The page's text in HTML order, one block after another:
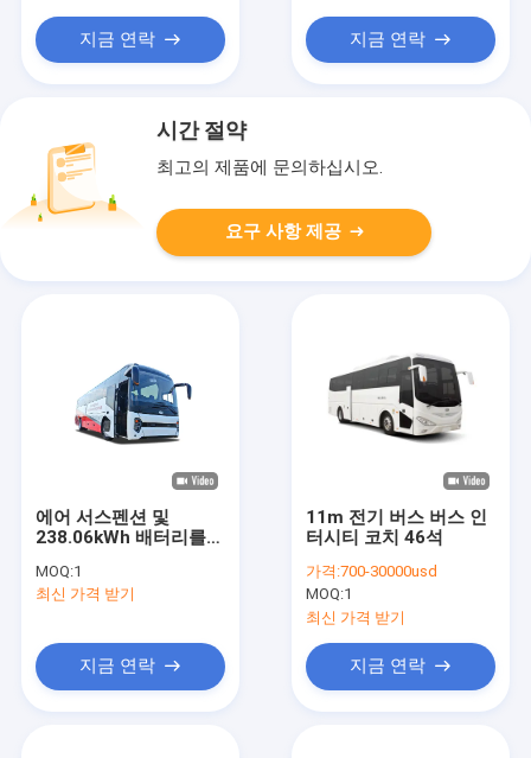
지금 연락 지금 연락
시간 절약
최고의 제품에 문의하십시오.
요구 사항 제공
에어 서스펜션 및
238.06kWh 배터리를
버스 (장거리 여행용)
MOQ:1
최신 가격 받기
지금 연락
11m 전기 버스 버스 인
터시티 코치 46석
가격:700-30000usd
MOQ:1
최신 가격 받기
지금 연락